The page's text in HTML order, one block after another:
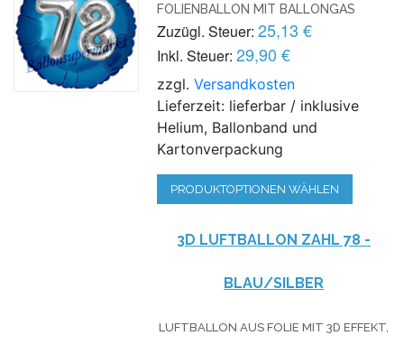
FOLIENBALLON MIT BALLONGAS
Zuzügl. Steuer: 25,13 €
Inkl. Steuer: 29,90 €
zzgl.Versandkosten
Lieferzeit: lieferbar / inklusive
Helium, Ballonband und
Kartonverpackung
PRODUKTOPTIONEN WÄHLEN
3D LUFTBALLON ZAHL 78 -
BLAU/SILBER
LUFTBALLON AUS FOLIE MIT 3D EFFEKT,